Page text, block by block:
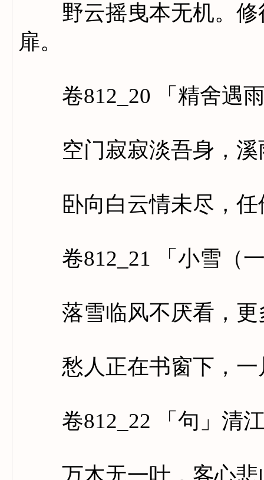
野云摇曳本无机。修
扉。
卷812_20 「精舍遇雨
空门寂寂淡吾身，溪
卧向白云情未尽，任
卷812_21 「小雪（一
落雪临风不厌看，更
愁人正在书窗下，一
卷812_22 「句」清
万木无一叶，客心悲